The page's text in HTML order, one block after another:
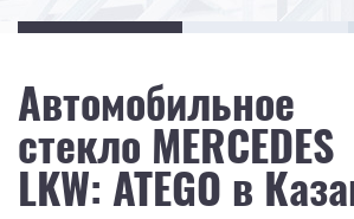
Автомобильное
стекло MERCEDES
LKW: ATEGO в